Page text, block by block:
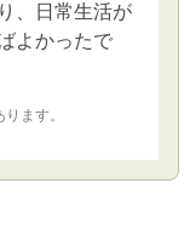
、日常生活が
よかったで
ます。